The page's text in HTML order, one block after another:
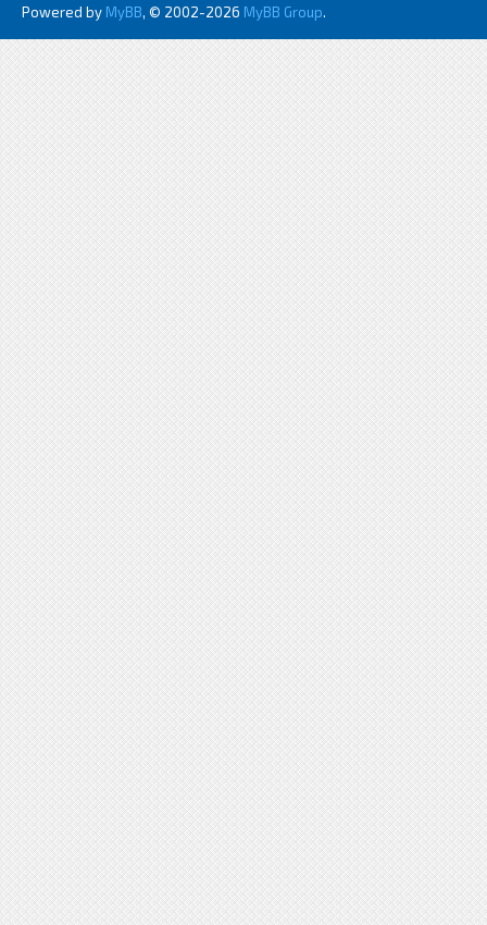
Powered by MyBB, © 2002-2026 MyBB Group.